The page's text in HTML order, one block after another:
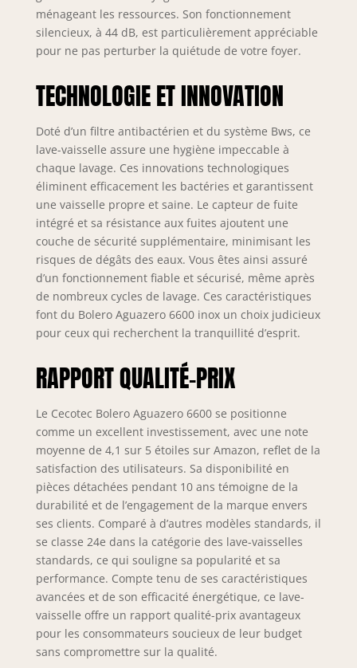
convient le mieux à
vos besoins en
fonction de ce que
vous avez à laver:
quotidiens, verrerie
délicate, etc
Réglage dans le
temps et la
température Un
programme pour
chaque instant et
type de ménage
Moteur onduleur
plus: performance
de durabilité de
haute qualité et
maximale
Économies
d'énergie, avec une
diminution des
vibrations et du
bruit Grâce au
moteur onduleur, le
lave-vaisselle fera
moins de bruit
pendant son
fonctionnement Il
favorise également
les économies
d'énergie Classe B:
Classe d'énergie
très efficace qui
vous fera
économiser sur
votre facture de
lumière Auto Open
(O2 Dry): Grâce à ce
système,
l'utilisateur n'aura
ménageant les ressources. Son fonctionnement
silencieux, à 44 dB, est particulièrement appréciable
pour ne pas perturber la quiétude de votre foyer.
TECHNOLOGIE ET INNOVATION
Doté d’un filtre antibactérien et du système Bws, ce
lave-vaisselle assure une hygiène impeccable à
chaque lavage. Ces innovations technologiques
éliminent efficacement les bactéries et garantissent
une vaisselle propre et saine. Le capteur de fuite
intégré et sa résistance aux fuites ajoutent une
couche de sécurité supplémentaire, minimisant les
risques de dégâts des eaux. Vous êtes ainsi assuré
d’un fonctionnement fiable et sécurisé, même après
de nombreux cycles de lavage. Ces caractéristiques
font du Bolero Aguazero 6600 inox un choix judicieux
pour ceux qui recherchent la tranquillité d’esprit.
RAPPORT QUALITÉ-PRIX
Le Cecotec Bolero Aguazero 6600 se positionne
comme un excellent investissement, avec une note
moyenne de 4,1 sur 5 étoiles sur Amazon, reflet de la
satisfaction des utilisateurs. Sa disponibilité en
pièces détachées pendant 10 ans témoigne de la
durabilité et de l’engagement de la marque envers
ses clients. Comparé à d’autres modèles standards, il
se classe 24e dans la catégorie des lave-vaisselles
standards, ce qui souligne sa popularité et sa
performance. Compte tenu de ses caractéristiques
avancées et de son efficacité énergétique, ce lave-
vaisselle offre un rapport qualité-prix avantageux
pour les consommateurs soucieux de leur budget
sans compromettre sur la qualité.